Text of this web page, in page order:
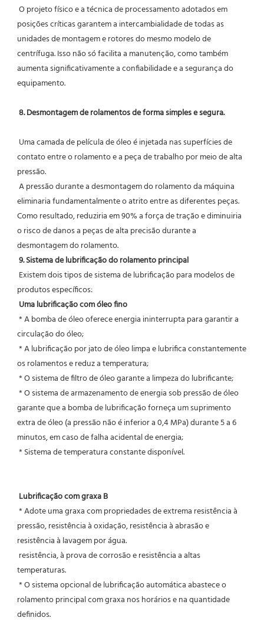
posições críticas garantem a intercambialidade de todas as
unidades de montagem e rotores do mesmo modelo de
centrífuga. Isso não só facilita a manutenção, como também
aumenta significativamente a confiabilidade e a segurança do
equipamento.
8. Desmontagem de rolamentos de forma simples e segura.
contato entre o rolamento e a peça de trabalho por meio de alta
pressão.
eliminaria fundamentalmente o atrito entre as diferentes peças.
Como resultado, reduziria em 90% a força de tração e diminuiria
o risco de danos a peças de alta precisão durante a
desmontagem do rolamento.
9. Sistema de lubrificação do rolamento principal
produtos específicos:
Uma lubrificação com óleo fino
circulação do óleo;
os rolamentos e reduz a temperatura;
* O sistema de filtro de óleo garante a limpeza do lubrificante;
garante que a bomba de lubrificação forneça um suprimento
extra de óleo (a pressão não é inferior a 0,4 MPa) durante 5 a 6
minutos, em caso de falha acidental de energia;
* Sistema de temperatura constante disponível.
Lubrificação com graxa B
pressão, resistência à oxidação, resistência à abrasão e
resistência à lavagem por água.
temperaturas.
rolamento principal com graxa nos horários e na quantidade
definidos.